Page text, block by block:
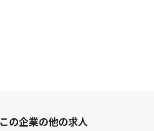
この企業の他の求人